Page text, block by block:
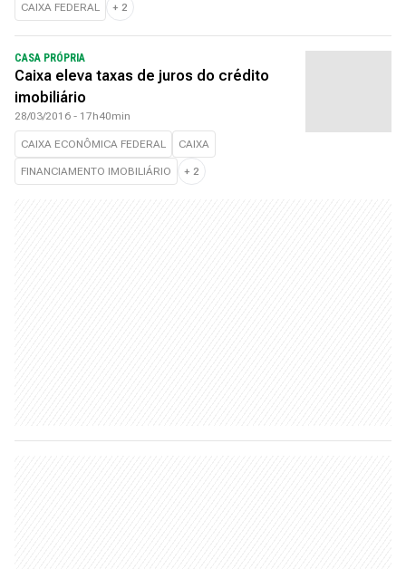
CAIXA FEDERAL + 2
CASA PRÓPRIA
Caixa eleva taxas de juros do crédito
imobiliário
28/03/2016 - 17h40min
CAIXA ECONÔMICA FEDERAL CAIXA
FINANCIAMENTO IMOBILIÁRIO + 2